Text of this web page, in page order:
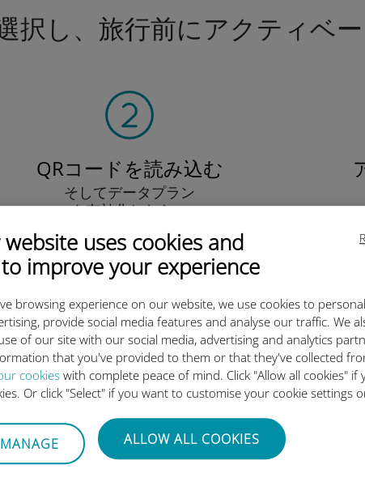
uses cookies and
improve your experience
browsing experience on our website, we use cookies to
provide social media features and analyse our traffic. We
of our site with our social media, advertising and analytics
that you've provided to them or that they've collected
cookies with complete peace of mind. Click "Allow all cookies" if
Or click "Select" if you want to customise your cookie settings
MANAGE ALLOW ALL COOKIES
択し、旅行前にアクティベ
QRコードを読み込む
そしてデータプラン
を有効化したら、
しょう シンプル！
eSIMがすごい理由